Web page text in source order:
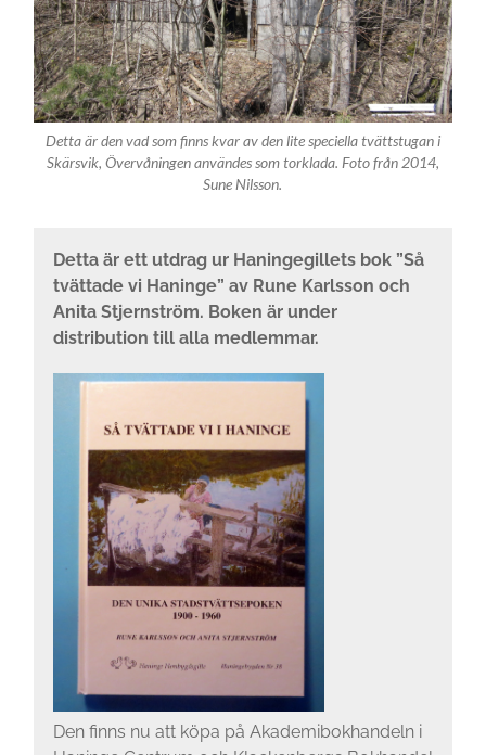
Detta är den vad som finns kvar av den lite speciella tvättstugan i
Skärsvik, Övervåningen användes som torklada. Foto från 2014,
Sune Nilsson.
Detta är ett utdrag ur Haningegillets bok ”Så
tvättade vi Haninge” av Rune Karlsson och
Anita Stjernström. Boken är under
distribution till alla medlemmar.
Den finns nu att köpa på Akademibokhandeln i